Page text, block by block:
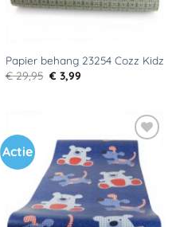
Papier behang 23254 Cozz Kidz
€29,95 Oorspronkelijke
prijs
€ 3,99Huidige
Actie
Toevoegen
aan
verlanglijst